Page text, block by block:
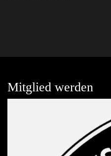
Mitglied werden